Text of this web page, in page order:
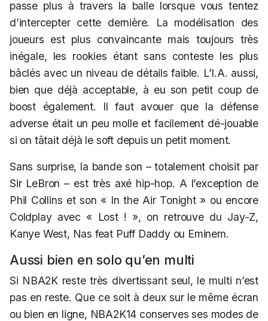
passe plus à travers la balle lorsque vous tentez
d’intercepter cette dernière. La modélisation des
joueurs est plus convaincante mais toujours très
inégale, les rookies étant sans conteste les plus
bâclés avec un niveau de détails faible. L’I.A. aussi,
bien que déjà acceptable, à eu son petit coup de
boost également. Il faut avouer que la défense
adverse était un peu molle et facilement dé-jouable
si on tâtait déjà le soft depuis un petit moment.
Sans surprise, la bande son – totalement choisit par
Sir LeBron – est très axé hip-hop. A l’exception de
Phil Collins et son « In the Air Tonight » ou encore
Coldplay avec « Lost ! », on retrouve du Jay-Z,
Kanye West, Nas feat Puff Daddy ou Eminem.
Aussi bien en solo qu’en multi
Si NBA2K reste très divertissant seul, le multi n’est
pas en reste. Que ce soit à deux sur le même écran
ou bien en ligne, NBA2K14 conserves ses modes de